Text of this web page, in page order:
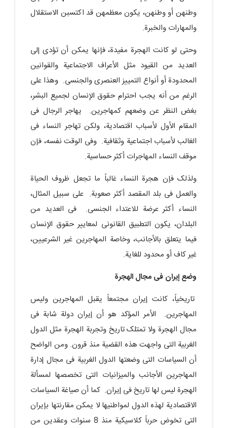
وطنهن أو وطنهن، یکون معظمهن قد اکتسبن الاستقلال
والمهارات والخبرة.
وحتى لو کانت الهجرة مفیدة، فإنها یمکن أن تؤدی إلى
العدید من القیود مثل الأعراف الاجتماعیة والقوانین
المحدودة أو أنواع التمییز العنصری والجنسی. وهذا على
الرغم من أنه یجب احترام حقوق الإنسان لجمیع البشر،
بغض النظر عن وضعهم کمهاجرین. یهاجر الرجال فی
المقام الأول لأسباب اقتصادیة، ولکن تهاجر النساء فی
الغالب لأسباب اجتماعیة وثقافیة. وفی الوقت نفسه، فإن
موقف النساء المهاجرات أکثر حساسیة.
ولذلک فإن هجرة النساء غالباً ما تجعل ظروف الحیاة
والعمل فی بلد المقصد أکثر صعوبة. على سبیل المثال،
النساء أکثر عرضة للاعتداء الجنسی. فی العدید من
البلدان، یکون التطبیق القانونی لمعاییر حقوق الإنسان
فیما یتعلق بالأجانب، وخاصة المهاجرین غیر الشرعیین،
غیر کاف أو محدود للغایة.
وضع إیران فی مجال الهجرة
تاریخیاً، کانت إیران مجتمعاً یقبل المهاجرین ولیس
المهاجرین. الأمر المؤکد هو أن إیران دولة شابة فی
مجال الهجرة ولا تمتلک تاریخ وتجربة الهجرة مثل الدول
الغربیة التی واجهت هذه القضیة منذ قرون. ومن الواضح
أن السیاسات التی وضعتها الدول الغربیة فی مجال إدارة
المهاجرین الأجانب والمیزانیات التی تخصصها لمسألة
الهجرة لیس لها تاریخ فی إیران. کما أن صیاغة السیاسات
الاقتصادیة لهذه الدول لمواطنیها لا یمکن مقارنتها بإیران
التی تخوض حرباً کلاسیکیة منذ 8 سنوات وعقدین من